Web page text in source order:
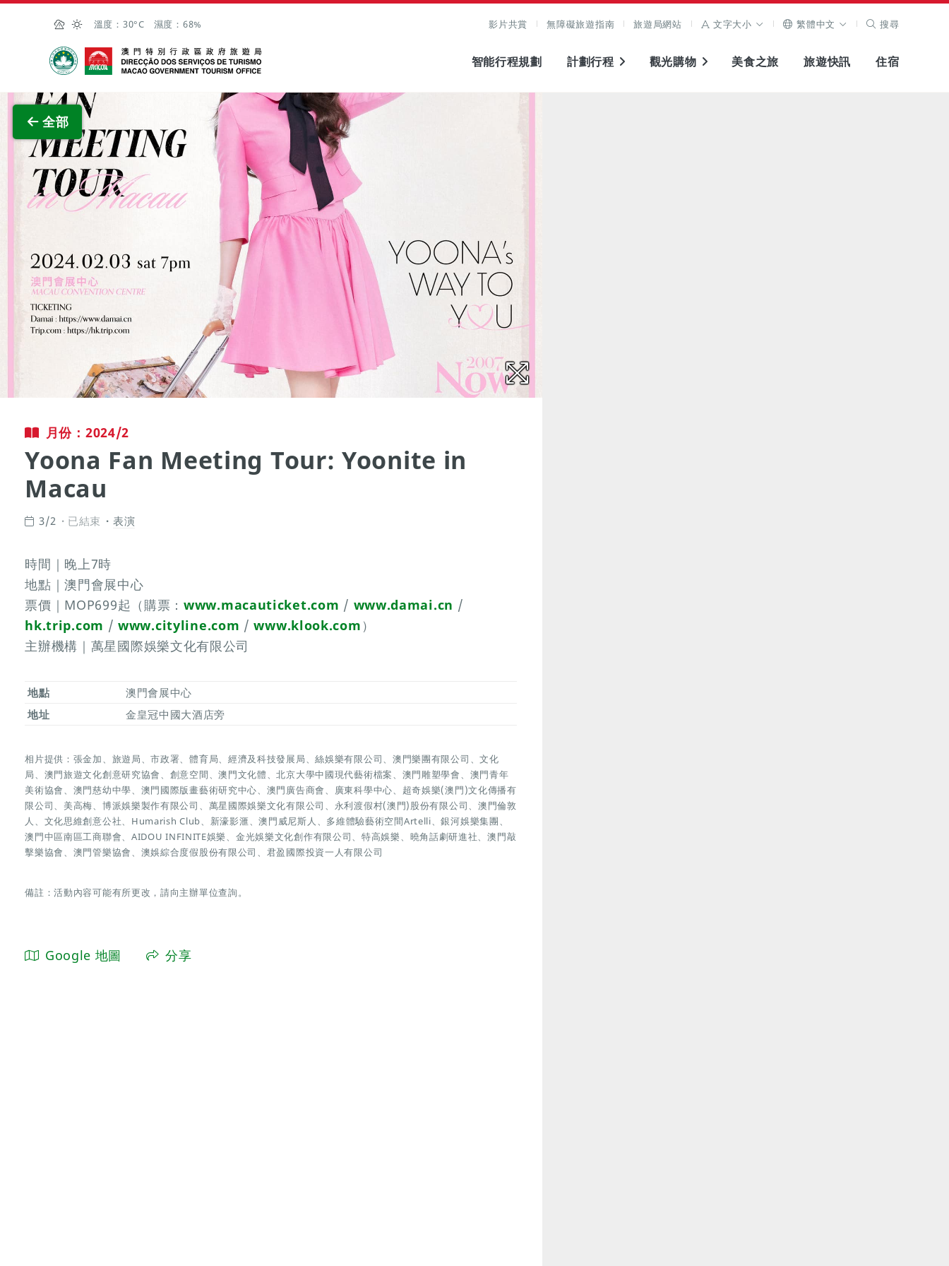
跳至主内容
溫度： 30°C 濕度： 68% 影片共賞 無障礙旅遊指南 旅遊局網站 文字大小 繁體中文 搜尋
澳門特別行政區政府旅遊局
智能行程規劃 計劃行程 觀光購物 美食之旅 旅遊快訊 住宿
全部
查看原圖
月份：2024/2
Yoona Fan Meeting Tour: Yoonite in
Macau
3/2 已結束 表演
時間｜晚上7時
地點｜澳門會展中心
票價｜MOP699起（購票：www.macauticket.com / www.damai.cn /
hk.trip.com /www.cityline.com /www.klook.com ）
主辦機構｜萬星國際娛樂文化有限公司
地點
澳門會展中心
地址
金皇冠中國大酒店旁
相片提供：張金加、旅遊局、市政署、體育局、經濟及科技發展局、絲娛樂有限公司、澳門樂團有限公司、文化
局、澳門旅遊文化創意研究協會、創意空間、澳門文化體、北京大學中國現代藝術檔案、澳門雕塑學會、澳門青年
美術協會、澳門慈幼中學、澳門國際版畫藝術研究中心、澳門廣告商會、廣東科學中心、超奇娛樂(澳門)文化傳播有
限公司、美高梅、博派娛樂製作有限公司、萬星國際娛樂文化有限公司、永利渡假村(澳門)股份有限公司、澳門倫敦
人、文化思維創意公社、Humarish Club、新濠影滙、澳門威尼斯人、多維體驗藝術空間Artelli、銀河娛樂集團、
澳門中區南區工商聯會、AIDOU INFINITE娛樂、金光娛樂文化創作有限公司、特高娛樂、曉角話劇研進社、澳門敲
擊樂協會、澳門管樂協會、澳娛綜合度假股份有限公司、君盈國際投資一人有限公司
備註：活動內容可能有所更改，請向主辦單位查詢。
Google 地圖 分享